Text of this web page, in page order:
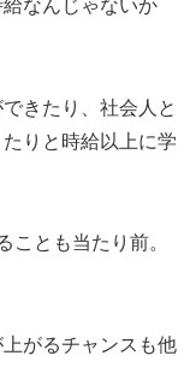
なんじゃないか
きたり、社会人と
りと時給以上に学
ことも当たり前。
がるチャンスも他